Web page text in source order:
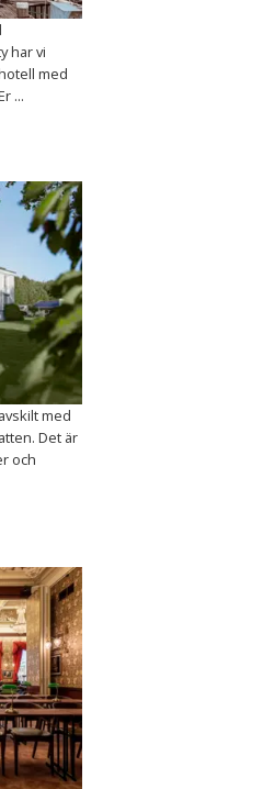
har vi
med
...
med
Det är
och